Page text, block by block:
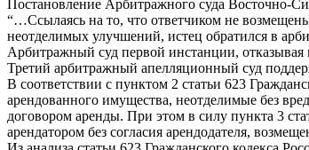
Постановление Арбитражного суда Восточно-
“…Ссылаясь на то, что ответчиком не
неотделимых улучшений, истец обратился в
Арбитражный суд первой инстанции, отказывая
Третий арбитражный апелляционный суд
В соответствии с пунктом 2 статьи 623
арендованного имущества, неотделимые без
договором аренды. При этом в силу пункта 3
арендатором без согласия арендодателя,